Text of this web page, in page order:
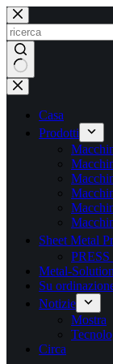
Salta
al
contenuto
Nessun
risultato
Casa
Prodotti
Sheet Metal
Metal-
Su
Notizie
Mostra
Circa